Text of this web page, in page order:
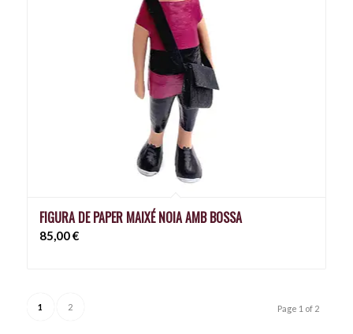
FIGURA DE PAPER MAIXÉ NOIA AMB BOSSA
85,00€
Page 1 of 2
1 2